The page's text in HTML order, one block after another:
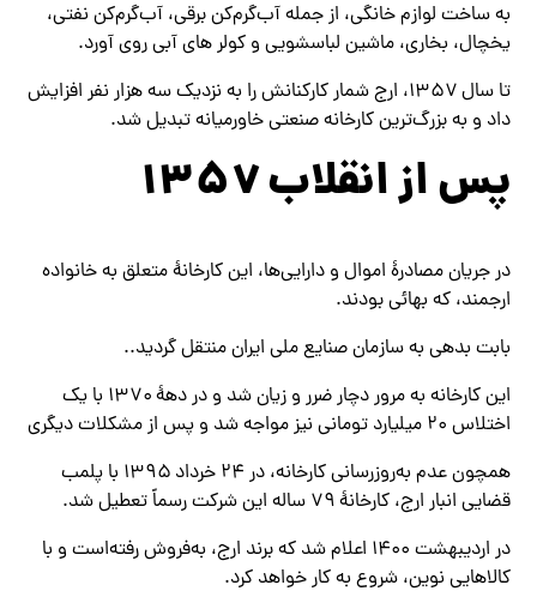
به ساخت لوازم خانگی، از جمله آب‌گرم‌کن برقی، آب‌گرم‌کن نفتی،
یخچال، بخاری، ماشین لباسشویی و کولر های آبی روی آورد.
تا سال ۱۳۵۷، ارج شمار کارکنانش را به نزدیک سه هزار نفر افزایش
داد و به بزرگ‌ترین کارخانه صنعتی خاورمیانه تبدیل شد.
پس از انقلاب ۱۳۵۷
در جریان مصادرهٔ اموال و دارایی‌ها، این کارخانهٔ متعلق به خانواده
ارجمند، که بهائی بودند.
بابت بدهی به سازمان صنایع ملی ایران منتقل گردید..
این کارخانه به مرور دچار ضرر و زیان شد و در دههٔ ۱۳۷۰ با یک
اختلاس ۲۰ میلیارد تومانی نیز مواجه شد و پس از مشکلات دیگری
همچون عدم به‌روزرسانی کارخانه، در ۲۴ خرداد ۱۳۹۵ با پلمب
قضایی انبار ارج، کارخانهٔ ۷۹ ساله این شرکت رسماً تعطیل شد.
در اردیبهشت ۱۴۰۰ اعلام شد که برند ارج، به‌فروش رفته‌است و با
کالاهایی نوین، شروع به کار خواهد کرد.